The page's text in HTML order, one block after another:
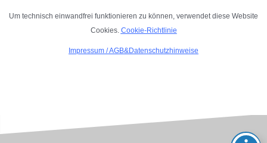
Um technisch einwandfrei funktionieren zu können, verwendet diese Website
Cookies. Cookie-Richtlinie
Impressum /AGB&Datenschutzhinweise